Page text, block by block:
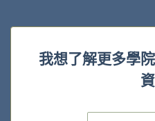
我想了解更多學
電